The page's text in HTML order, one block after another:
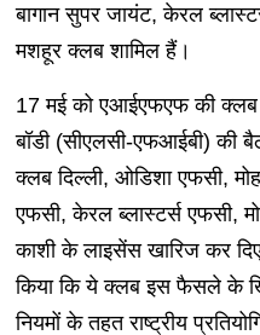
बागान सुपर जायंट, केरल
मशहूर क्लब शामिल हैं।
17 मई को एआईएफएफ की क्लब
बॉडी (सीएलसी-एफआईबी) की
क्लब दिल्ली, ओडिशा एफसी,
एफसी, केरल ब्लास्टर्स एफसी,
काशी के लाइसेंस खारिज कर
किया कि ये क्लब इस फैसले के
नियमों के तहत राष्ट्रीय